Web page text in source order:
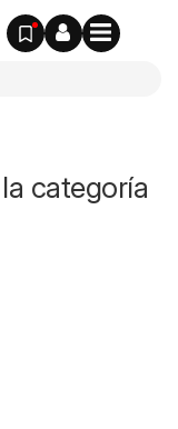
categoría